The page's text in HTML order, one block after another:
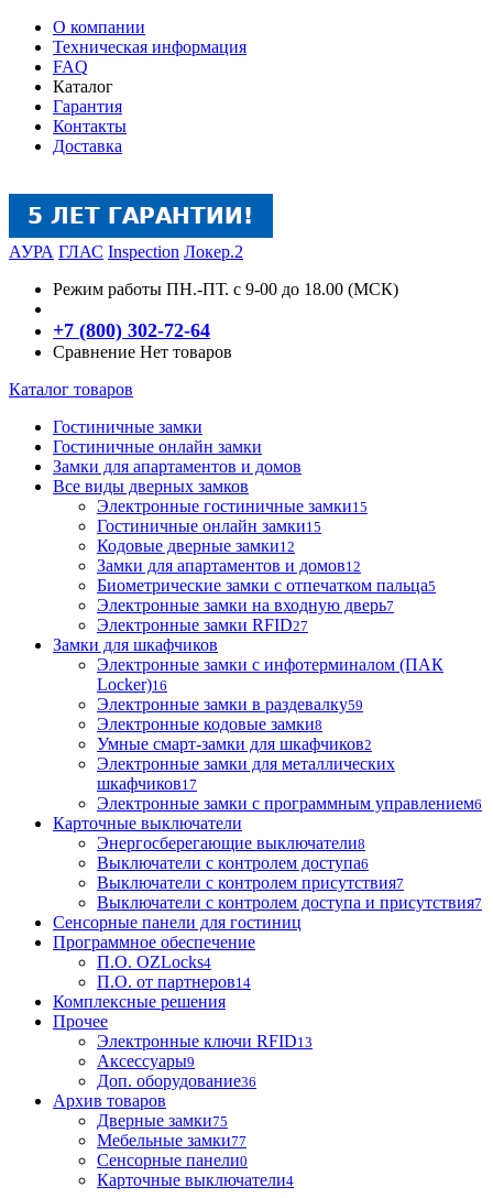
О компании
Техническая информация
FAQ
Каталог
Гарантия
Контакты
Доставка
АУРА ГЛАС Inspection Локер.2
Режим работы ПН.-ПТ. с 9-00 до 18.00 (МСК)
+7 (800) 302-72-64
Сравнение Нет товаров
Каталог товаров
Гостиничные замки
Гостиничные онлайн замки
Замки для апартаментов и домов
Все виды дверных замков
Электронные гостиничные замки15
Гостиничные онлайн замки15
Кодовые дверные замки12
Замки для апартаментов и домов12
Биометрические замки с отпечатком пальца5
Электронные замки на входную дверь7
Электронные замки RFID27
Замки для шкафчиков
Электронные замки с инфотерминалом (ПАК
Locker)16
Электронные замки в раздевалку59
Электронные кодовые замки8
Умные смарт-замки для шкафчиков2
Электронные замки для металлических
шкафчиков17
Электронные замки с программным управлением6
Карточные выключатели
Энергосберегающие выключатели8
Выключатели с контролем доступа6
Выключатели с контролем присутствия7
Выключатели с контролем доступа и присутствия7
Сенсорные панели для гостиниц
Программное обеспечение
П.О. OZLocks4
П.О. от партнеров14
Комплексные решения
Прочее
Электронные ключи RFID13
Аксессуары9
Доп. оборудование36
Архив товаров
Дверные замки75
Мебельные замки77
Сенсорные панели0
Карточные выключатели4